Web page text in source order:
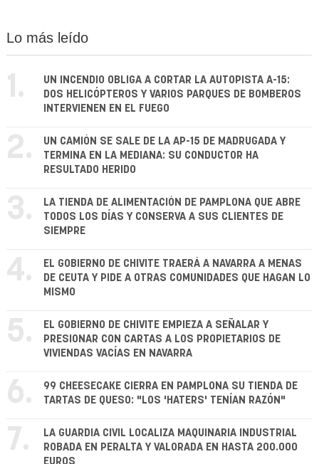
Lo más leído
1.
UN INCENDIO OBLIGA A CORTAR LA AUTOPISTA A-15:
DOS HELICÓPTEROS Y VARIOS PARQUES DE BOMBEROS
INTERVIENEN EN EL FUEGO
2.
UN CAMIÓN SE SALE DE LA AP-15 DE MADRUGADA Y
TERMINA EN LA MEDIANA: SU CONDUCTOR HA
RESULTADO HERIDO
3.
LA TIENDA DE ALIMENTACIÓN DE PAMPLONA QUE ABRE
TODOS LOS DÍAS Y CONSERVA A SUS CLIENTES DE
SIEMPRE
4.
EL GOBIERNO DE CHIVITE TRAERÁ A NAVARRA A MENAS
DE CEUTA Y PIDE A OTRAS COMUNIDADES QUE HAGAN LO
MISMO
5.
EL GOBIERNO DE CHIVITE EMPIEZA A SEÑALAR Y
PRESIONAR CON CARTAS A LOS PROPIETARIOS DE
VIVIENDAS VACÍAS EN NAVARRA
6.
99 CHEESECAKE CIERRA EN PAMPLONA SU TIENDA DE
TARTAS DE QUESO: "LOS 'HATERS' TENÍAN RAZÓN"
7.
LA GUARDIA CIVIL LOCALIZA MAQUINARIA INDUSTRIAL
ROBADA EN PERALTA Y VALORADA EN HASTA 200.000
EUROS